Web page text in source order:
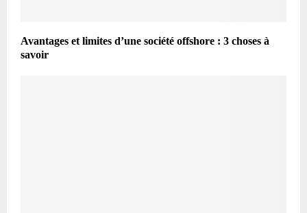
Avantages et limites d’une société offshore : 3 choses à
savoir